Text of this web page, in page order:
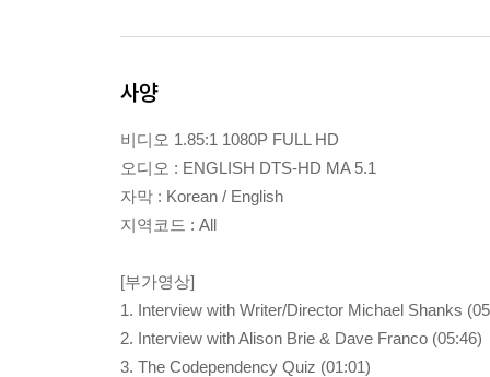
사양
비디오 1.85:1 1080P FULL HD
오디오 : ENGLISH DTS-HD MA 5.1
자막 : Korean / English
지역코드 : All
[부가영상]
1. Interview with Writer/Director Michael Shanks
2. Interview with Alison Brie & Dave Franco (05:46)
3. The Codependency Quiz (01:01)